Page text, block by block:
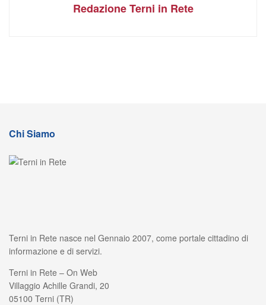
Redazione Terni in Rete
Chi Siamo
Terni in Rete nasce nel Gennaio 2007, come portale cittadino di
informazione e di servizi.
Terni in Rete – On Web
Villaggio Achille Grandi, 20
05100 Terni (TR)